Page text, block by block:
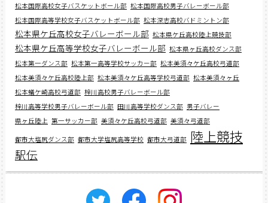
松本国際高校女子バスケットボール部 松本国際高校男子バレーボール部
松本国際高等学校女子バスケットボール部 松本深志高校バドミントン部
松本県ケ丘高校女子バレーボール部 松本県ケ丘高校陸上競技部
松本県ケ丘高等学校女子バレーボール部 松本県ヶ丘高校ダンス部
松本第一ダンス部 松本第一高等学校サッカー部 松本美須々ケ丘高校弓道部
松本美須々ケ丘高校陸上部 松本美須々ケ丘高等学校弓道部 松本美須々ヶ丘
松本蟻ケ崎高校弓道部 梓川高校男子バレーボール部
梓川高等学校男子バレーボール部 田川高等学校ダンス部 男子バレー
県ヶ丘陸上 第一サッカー部 美須々ケ丘高校弓道部 美須々弓道部
都市大塩尻ダンス部 都市大学塩尻高等学校 都市大弓道部 陸上競技
駅伝